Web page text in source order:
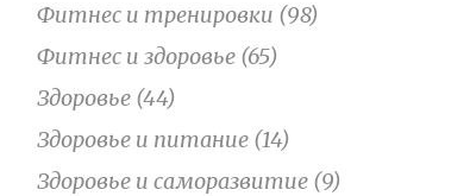
Фитнес и тренировки (98)
Фитнес и здоровье (65)
Здоровье (44)
Здоровье и питание (14)
Здоровье и саморазвитие (9)